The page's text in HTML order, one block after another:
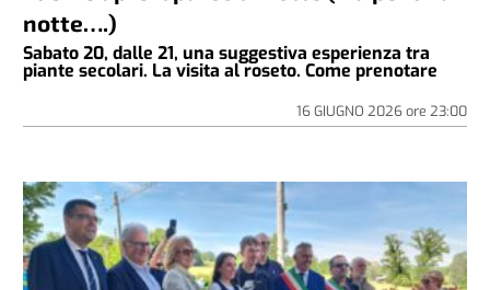
notte….)
Sabato 20, dalle 21, una suggestiva esperienza tra
piante secolari. La visita al roseto. Come prenotare
16 GIUGNO 2026ore 23:00